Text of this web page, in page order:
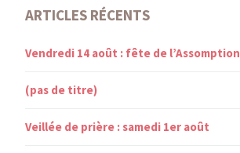
ARTICLES RÉCENTS
Vendredi 14 août : fête de l’Assomption
(pas de titre)
Veillée de prière : samedi 1er août